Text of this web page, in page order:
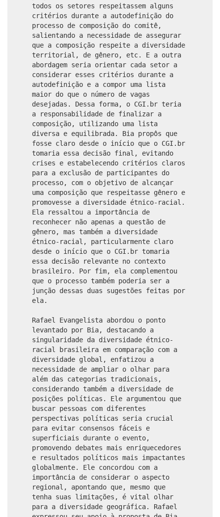
todos os setores respeitassem alguns
critérios durante a autodefinição do
processo de composição do comitê,
salientando a necessidade de assegurar
que a composição respeite a diversidade
territorial, de gênero, etc. E a outra
abordagem seria orientar cada setor a
considerar esses critérios durante a
autodefinição e a compor uma lista
maior do que o número de vagas
desejadas. Dessa forma, o CGI.br teria
a responsabilidade de finalizar a
composição, utilizando uma lista
diversa e equilibrada. Bia propôs que
fosse claro desde o início que o CGI.br
tomaria essa decisão final, evitando
crises e estabelecendo critérios claros
para a exclusão de participantes do
processo, com o objetivo de alcançar
uma composição que respeitasse gênero e
promovesse a diversidade étnico-racial.
Ela ressaltou a importância de
reconhecer não apenas a questão de
gênero, mas também a diversidade
étnico-racial, particularmente claro
desde o início que o CGI.br tomaria
essa decisão relevante no contexto
brasileiro. Por fim, ela complementou
que o processo também poderia ser a
junção dessas duas sugestões feitas por
ela.
Rafael Evangelista abordou o ponto
levantado por Bia, destacando a
singularidade da diversidade étnico-
racial brasileira em comparação com a
diversidade global, enfatizou a
necessidade de ampliar o olhar para
além das categorias tradicionais,
considerando também a diversidade de
posições políticas. Ele argumentou que
buscar pessoas com diferentes
perspectivas políticas seria crucial
para evitar consensos fáceis e
superficiais durante o evento,
promovendo debates mais enriquecedores
e resultados políticos mais impactantes
globalmente. Ele concordou com a
importância de considerar o aspecto
regional, apontando que, mesmo que
tenha suas limitações, é vital olhar
para a diversidade geográfica. Rafael